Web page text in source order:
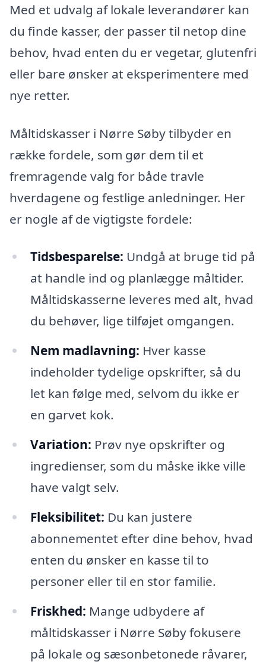
Med et udvalg af lokale leverandører kan
du finde kasser, der passer til netop dine
behov, hvad enten du er vegetar, glutenfri
eller bare ønsker at eksperimentere med
nye retter.
Måltidskasser i Nørre Søby tilbyder en
række fordele, som gør dem til et
fremragende valg for både travle
hverdagene og festlige anledninger. Her
er nogle af de vigtigste fordele:
Tidsbesparelse: Undgå at bruge tid på
at handle ind og planlægge måltider.
Måltidskasserne leveres med alt, hvad
du behøver, lige tilføjet omgangen.
Nem madlavning: Hver kasse
indeholder tydelige opskrifter, så du
let kan følge med, selvom du ikke er
en garvet kok.
Variation: Prøv nye opskrifter og
ingredienser, som du måske ikke ville
have valgt selv.
Fleksibilitet: Du kan justere
abonnementet efter dine behov, hvad
enten du ønsker en kasse til to
personer eller til en stor familie.
Friskhed: Mange udbydere af
måltidskasser i Nørre Søby fokusere
på lokale og sæsonbetonede råvarer,